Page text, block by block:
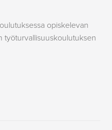
opiskelevan
työturvallisuuskoulutuksen